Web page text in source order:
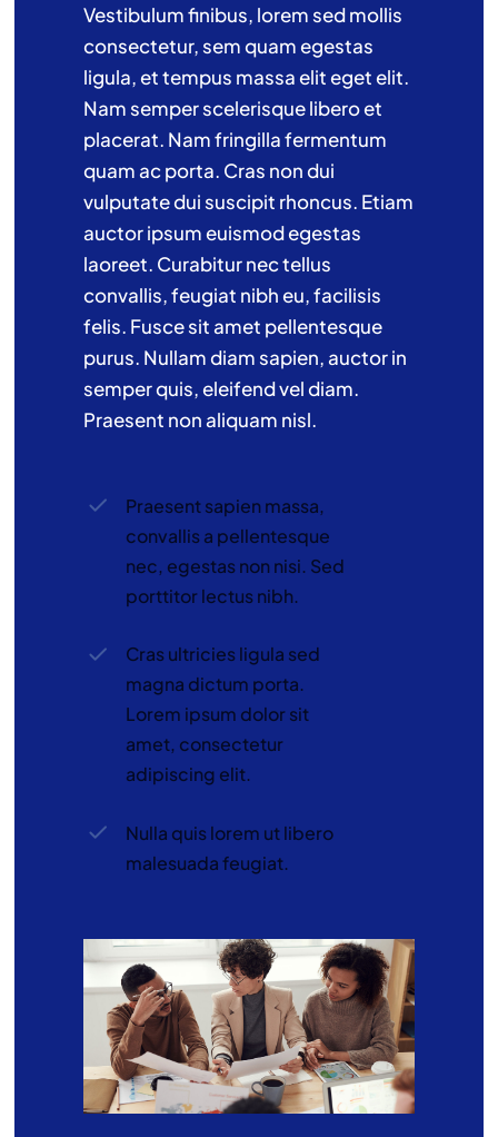
Vestibulum finibus, lorem sed mollis
consectetur, sem quam egestas
ligula, et tempus massa elit eget elit.
Nam semper scelerisque libero et
placerat. Nam fringilla fermentum
quam ac porta. Cras non dui
vulputate dui suscipit rhoncus. Etiam
auctor ipsum euismod egestas
laoreet. Curabitur nec tellus
convallis, feugiat nibh eu, facilisis
felis. Fusce sit amet pellentesque
purus. Nullam diam sapien, auctor in
semper quis, eleifend vel diam.
Praesent non aliquam nisl.
Praesent sapien massa,
convallis a pellentesque
nec, egestas non nisi. Sed
porttitor lectus nibh.
Cras ultricies ligula sed
magna dictum porta.
Lorem ipsum dolor sit
amet, consectetur
adipiscing elit.
Nulla quis lorem ut libero
malesuada feugiat.